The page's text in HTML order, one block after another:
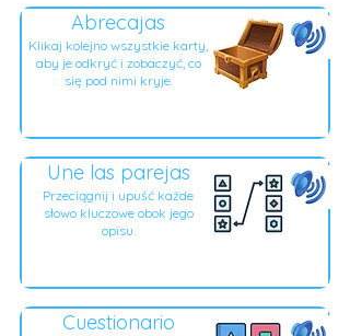
Abrecajas
Klikaj kolejno wszystkie karty,
aby je odkryć i zobaczyć, co
się pod nimi kryje.
Une las parejas
Przeciągnij i upuść każde
słowo kluczowe obok jego
opisu.
Cuestionario